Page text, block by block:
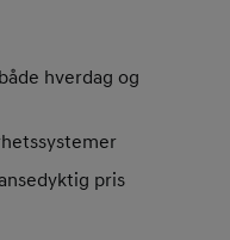
hverdag og
pris